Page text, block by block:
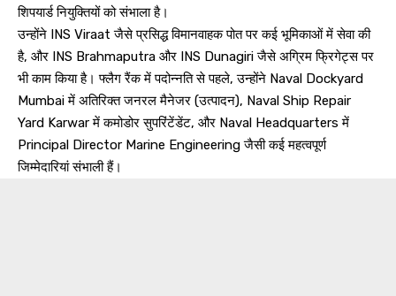
शिपयार्ड नियुक्तियों को संभाला है।
उन्होंने INS Viraat जैसे प्रसिद्ध विमानवाहक पोत पर कई भूमिकाओं में सेवा की
है, और INS Brahmaputra और INS Dunagiri जैसे अग्रिम फ्रिगेट्स पर
भी काम किया है। फ्लैग रैंक में पदोन्नति से पहले, उन्होंने Naval Dockyard
Mumbai में अतिरिक्त जनरल मैनेजर (उत्पादन), Naval Ship Repair
Yard Karwar में कमोडोर सुपरिंटेंडेंट, और Naval Headquarters में
Principal Director Marine Engineering जैसी कई महत्वपूर्ण
जिम्मेदारियां संभाली हैं।